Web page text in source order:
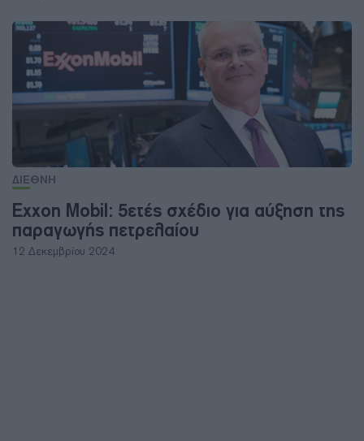
ΔΙΕΘΝΗ
Exxon Mobil: 5ετές σχέδιο για αύξηση της
παραγωγής πετρελαίου
12 Δεκεμβρίου 2024